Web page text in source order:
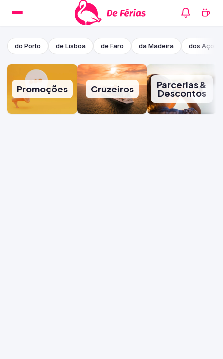
do Porto de Lisboa de Faro da Madeira dos
Promoções Cruzeiros Parcerias &
Descontos